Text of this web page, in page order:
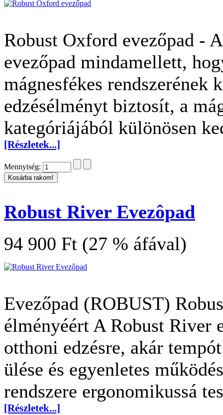
Robust Oxford evezőpad -
evezőpad mindamellett,
mágnesfékes rendszerének
edzésélményt biztosít, a
kategóriájából különösen
[Részletek...]
Mennyiség:
Robust River Evezôpad
94 900 Ft (27 % áfával)
Evezőpad (ROBUST)
élményéért A Robust River
otthoni edzésre, akár
ülése és egyenletes
rendszere ergonomikussá
[Részletek...]